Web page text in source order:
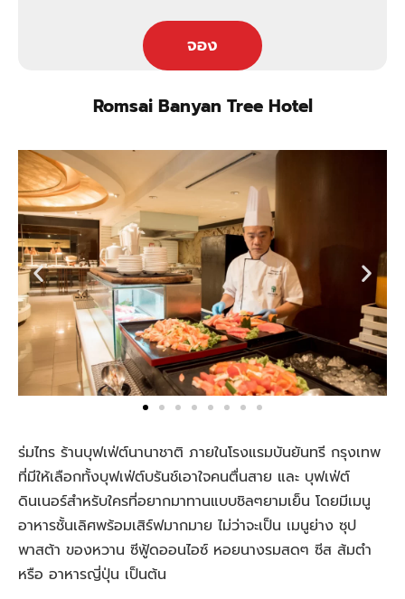
จอง
Romsai Banyan Tree Hotel
ร่มไทร ร้านบุฟเฟ่ต์นานาชาติ ภายในโรงแรมบันยันทรี กรุงเทพ
ที่มีให้เลือกทั้งบุฟเฟ่ต์บรันช์เอาใจคนตื่นสาย และ บุฟเฟ่ต์
ดินเนอร์สำหรับใครที่อยากมาทานแบบชิลๆยามเย็น โดยมีเมนู
อาหารชั้นเลิศพร้อมเสิร์ฟมากมาย ไม่ว่าจะเป็น เมนูย่าง ซุป
พาสต้า ของหวาน ซีฟู้ดออนไอซ์ หอยนางรมสดๆ ซีส ส้มตำ
หรือ อาหารญี่ปุ่น เป็นต้น